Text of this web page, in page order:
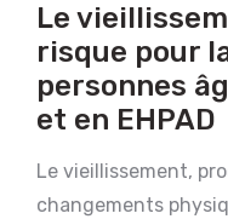
Le
risque pour
personnes
et en EHPAD
Le vieillissement,
changements